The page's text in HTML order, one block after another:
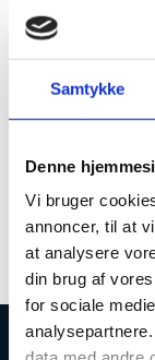
Samtykke
Denne
Vi bruger
annoncer, til at
at analysere
din brug af
for sociale
systemet
Der har denne
form af
Årsagen er
systemet, så
problemet
Der arbejdes